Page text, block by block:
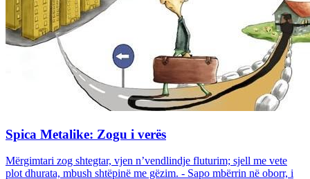
Spica Metalike: Zogu i verës
Mërgimtari zog shtegtar, vjen n’vendlindje fluturim; sjell me vete
plot dhurata, mbush shtëpinë me gëzim. - Sapo mbërrin në oborr, i